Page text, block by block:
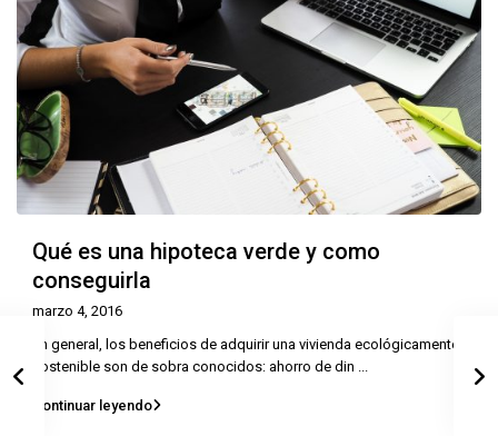
Qué es una hipoteca verde y como
conseguirla
marzo 4, 2016
En general, los beneficios de adquirir una vivienda ecológicamente
sostenible son de sobra conocidos: ahorro de din
Continuar leyendo